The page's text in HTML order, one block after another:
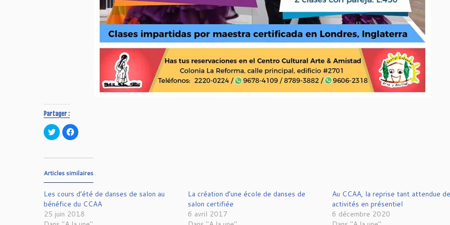
Partager :
C
l
e
p
u
r
p
a
r
t
a
C
l
e
p
u
p
a
r
t
a
Articles similaires
Les cours d’été de danses de salon au
bénéfice du CCAA
25 juin 2018
La création d’une école de danses de
salon certifiée
6 avril 2017
Au CCAA, la reprise tant attendue
activités en présentiel
6 décembre 2020